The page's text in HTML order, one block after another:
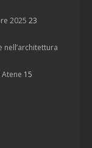
2025 23
15